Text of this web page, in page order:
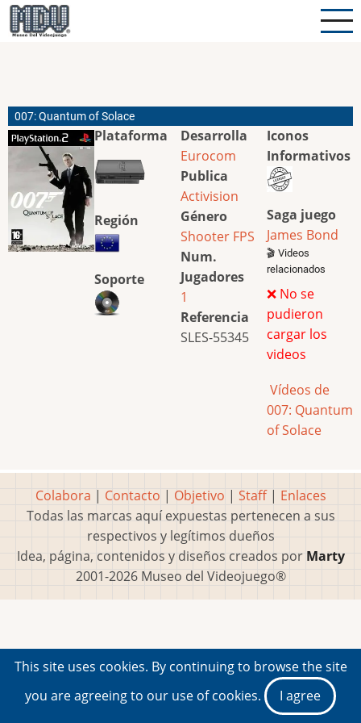
Pasar
al
007: Quantum of Solace
Plataforma
Región
Soporte
Desarrolla
Eurocom
Publica
Activision
Género
Shooter FPS
Num.
Jugadores
1
Referencia
SLES-55345
Iconos
Informativos
Saga juego
James Bond
🎬 Videos
relacionados
❌ No se
pudieron
cargar los
videos
Vídeos de
007: Quantum
of Solace
Colabora | Contacto | Objetivo | Staff| Enlaces
Todas las marcas aquí expuestas pertenecen a sus
respectivos y legítimos dueños
Idea, página, contenidos y diseños creados por Marty
2001-2026 Museo del Videojuego®
This site uses cookies. By continuing to browse the site
you are agreeing to our use of cookies.
I agree